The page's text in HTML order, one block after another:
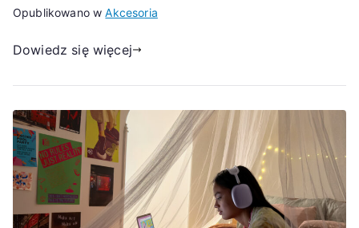
Opublikowano wAkcesoria
Dowiedz się więcej